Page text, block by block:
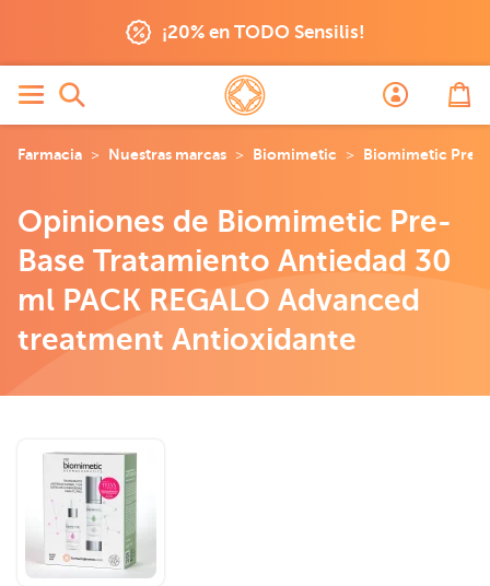
¡20% en TODO Sensilis!
Farmacia Nuestras marcas Biomimetic Biomimetic Pre-
Opiniones de Biomimetic Pre-
Base Tratamiento Antiedad 30
ml PACK REGALO Advanced
treatment Antioxidante